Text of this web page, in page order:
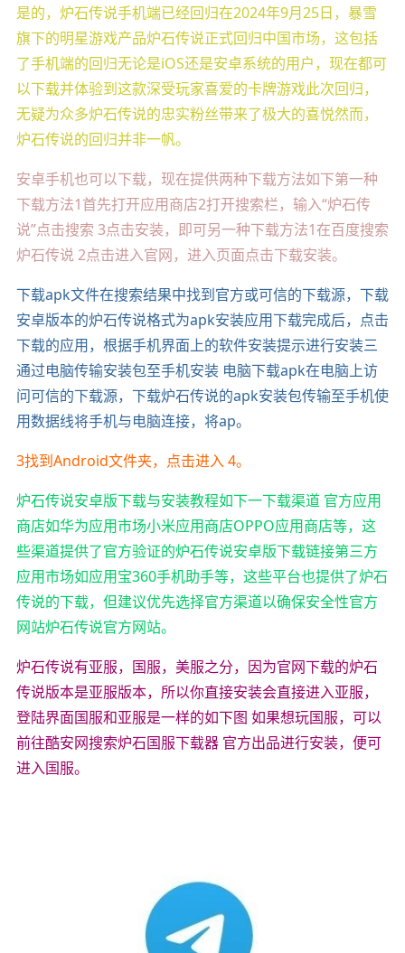
是的，炉石传说手机端已经回归在2024年9月25日，暴雪
旗下的明星游戏产品炉石传说正式回归中国市场，这包括
了手机端的回归无论是iOS还是安卓系统的用户，现在都可
以下载并体验到这款深受玩家喜爱的卡牌游戏此次回归，
无疑为众多炉石传说的忠实粉丝带来了极大的喜悦然而，
炉石传说的回归并非一帆。
安卓手机也可以下载，现在提供两种下载方法如下第一种
下载方法1首先打开应用商店2打开搜索栏，输入“炉石传
说”点击搜索 3点击安装，即可另一种下载方法1在百度搜索
炉石传说 2点击进入官网，进入页面点击下载安装。
下载apk文件在搜索结果中找到官方或可信的下载源，下载
安卓版本的炉石传说格式为apk安装应用下载完成后，点击
下载的应用，根据手机界面上的软件安装提示进行安装三
通过电脑传输安装包至手机安装 电脑下载apk在电脑上访
问可信的下载源，下载炉石传说的apk安装包传输至手机使
用数据线将手机与电脑连接，将ap。
3找到Android文件夹，点击进入 4。
炉石传说安卓版下载与安装教程如下一下载渠道 官方应用
商店如华为应用市场小米应用商店OPPO应用商店等，这
些渠道提供了官方验证的炉石传说安卓版下载链接第三方
应用市场如应用宝360手机助手等，这些平台也提供了炉石
传说的下载，但建议优先选择官方渠道以确保安全性官方
网站炉石传说官方网站。
炉石传说有亚服，国服，美服之分，因为官网下载的炉石
传说版本是亚服版本，所以你直接安装会直接进入亚服，
登陆界面国服和亚服是一样的如下图 如果想玩国服，可以
前往酷安网搜索炉石国服下载器 官方出品进行安装，便可
进入国服。